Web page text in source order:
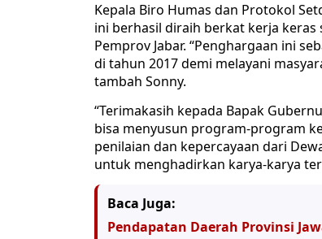
Kepala Biro Humas dan Protokol
ini berhasil diraih berkat kerja
Pemprov Jabar. “Penghargaan ini
di tahun 2017 demi melayani
tambah Sonny.
“Terimakasih kepada Bapak
bisa menyusun program-program
penilaian dan kepercayaan dari
untuk menghadirkan karya-karya
Baca Juga:
Pendapatan Daerah Provinsi